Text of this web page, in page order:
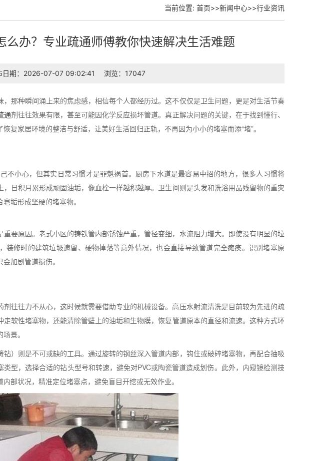
当前位置: 首页>>新闻中心>>行业资讯
么办？专业疏通师傅教你快速解决生活难题
日期：2026-07-07 09:02:41 浏览：17047
那种瞬间涌上来的焦虑感，相信每个人都经历过。这不仅仅是卫生问题，更是对生活节奏
通剂往往效果有限，甚至可能因化学反应损坏管道。真正解决问题的关键，在于找到懂行、
复家居环境的整洁与舒适，让美好生活回归正轨，不再因为小小的堵塞而添“堵”。
不小心，但其实日常习惯才是罪魁祸首。厨房下水道是最容易中招的地方，很多人习惯将
日积月累形成顽固油垢，像血栓一样越积越厚。卫生间则是头发和洗浴用品残留物的重灾
垢形成坚硬的堵塞物。
要原因。老式小区的铸铁管内部锈蚀严重，管径变细，水流阻力增大。即使没有明显的垃
装修时的建筑垃圾遗留、硬物掉落等意外情况，也会直接导致管道完全瘫痪。识别堵塞原
加剧管道损伤。
往往力不从心，这时候就需要借助专业的机械设备。高压水射流清洗是目前较为先进的疏
软性堵塞物，还能清除管壁上的油垢和生物膜，恢复管道原本的直径和流速。这种方式环
景。
）则是不可或缺的工具。通过旋转的钢丝深入管道内部，钩住或破碎堵塞物，再配合抽吸
型，选择合适的钻头型号和转速，避免对PVC或陶瓷管道造成划伤。此外，内窥镜检测技
部状况，精准定位堵塞点，避免盲目开挖或无效作业。